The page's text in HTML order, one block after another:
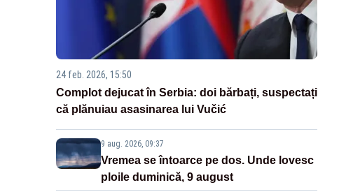
24 feb. 2026, 15:50
Complot dejucat în Serbia: doi bărbați, suspectați
că plănuiau asasinarea lui Vučić
9 aug. 2026, 09:37
Vremea se întoarce pe dos. Unde lovesc
ploile duminică, 9 august